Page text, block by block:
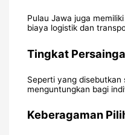
Pulau Jawa juga
biaya logistik dan
Tingkat
Seperti yang disebutkan
menguntungkan bagi
Keberagaman